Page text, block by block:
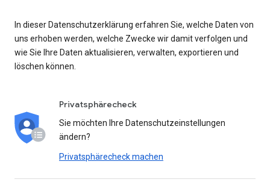
In dieser Datenschutzerklärung erfahren Sie, welche Daten von
uns erhoben werden, welche Zwecke wir damit verfolgen und
wie Sie Ihre Daten aktualisieren, verwalten, exportieren und
löschen können.
Privatsphärecheck
Sie möchten Ihre Datenschutzeinstellungen
ändern?
Privatsphärecheck machen